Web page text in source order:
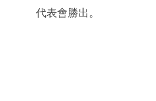
代表會勝出。